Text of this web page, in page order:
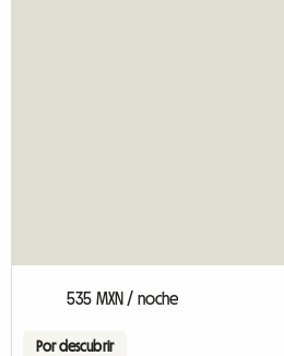
535 MXN / noche
Por descubrir